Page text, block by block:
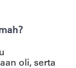
oli, serta